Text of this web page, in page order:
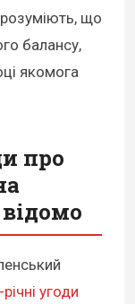
що
балансу,
якомога
про
угоди